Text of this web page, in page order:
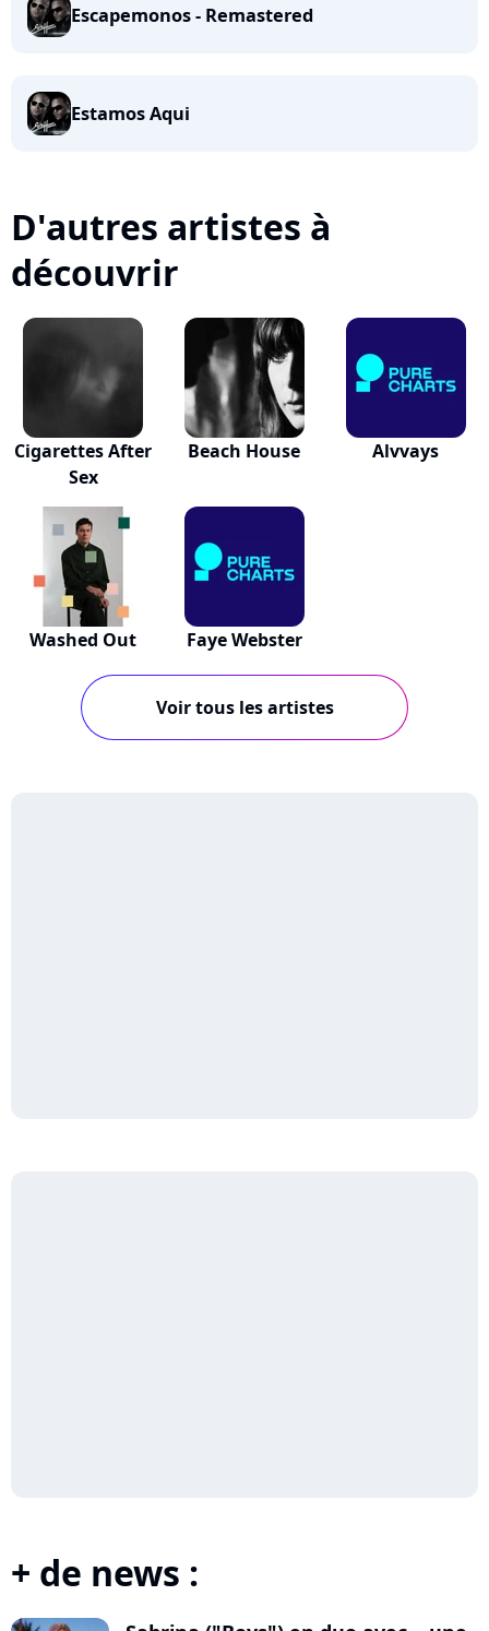
Escapemonos - Remastered
Estamos Aqui
D'autres artistes à
découvrir
Cigarettes After
Sex
Beach House Alvvays
Washed Out Faye Webster
Voir tous les artistes
+ de news :